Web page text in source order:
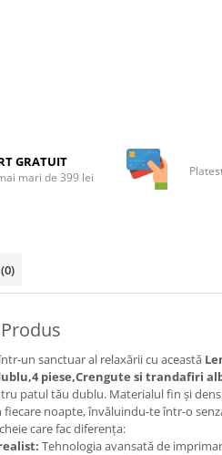
GRATUIT
mari de 399 lei
(0)
un sanctuar al relaxării cu această
piese,Crengute si trandafiri
patul tău dublu. Materialul fin și
noapte, învăluindu-te într-o
care fac diferența:
Tehnologia avansată de